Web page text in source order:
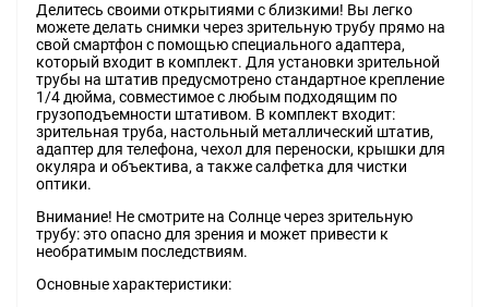
Делитесь своими открытиями с близкими! Вы легко
можете делать снимки через зрительную трубу прямо на
свой смартфон с помощью специального адаптера,
который входит в комплект. Для установки зрительной
трубы на штатив предусмотрено стандартное крепление
1/4 дюйма, совместимое с любым подходящим по
грузоподъемности штативом. В комплект входит:
зрительная труба, настольный металлический штатив,
адаптер для телефона, чехол для переноски, крышки для
окуляра и объектива, а также салфетка для чистки
оптики.
Внимание! Не смотрите на Солнце через зрительную
трубу: это опасно для зрения и может привести к
необратимым последствиям.
Основные характеристики: